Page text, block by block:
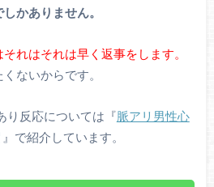
かありません。
れはそれは早く返事をします。
ないからです。
り反応については『脈アリ男性心
』で紹介しています。